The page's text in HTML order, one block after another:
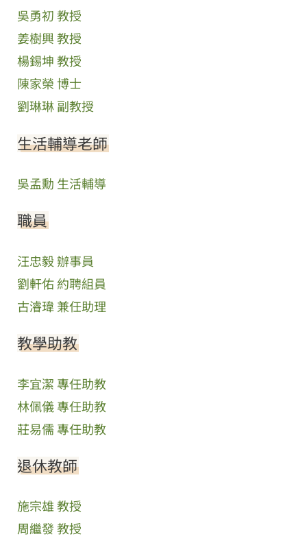
吳勇初 教授
姜樹興 教授
楊錫坤 教授
陳家榮 博士
劉琳琳 副教授
生活輔導老師
吳孟勳 生活輔導
職員
汪忠毅 辦事員
劉軒佑 約聘組員
古濬瑋 兼任助理
教學助教
李宜潔 專任助教
林佩儀 專任助教
莊易儒 專任助教
退休教師
施宗雄 教授
周繼發 教授